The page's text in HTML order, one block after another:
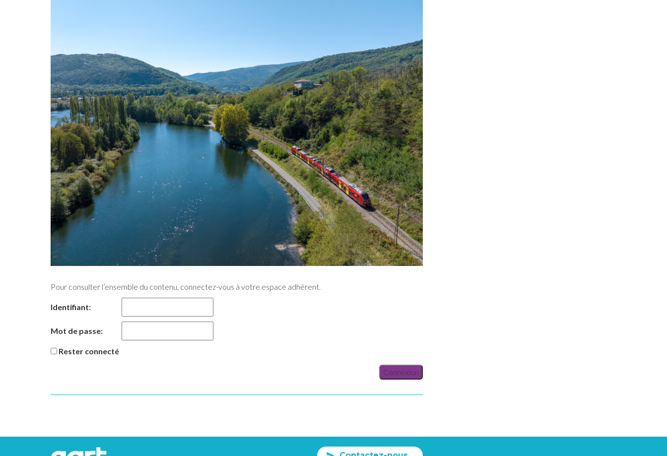
Pour consulter l’ensemble du contenu, connectez-vous à votre espace adhérent.
Identifiant:
Mot de passe:
Rester connecté
Connexion